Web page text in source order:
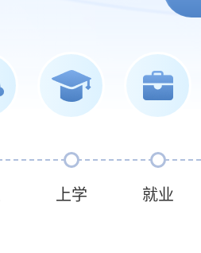
上学 就业